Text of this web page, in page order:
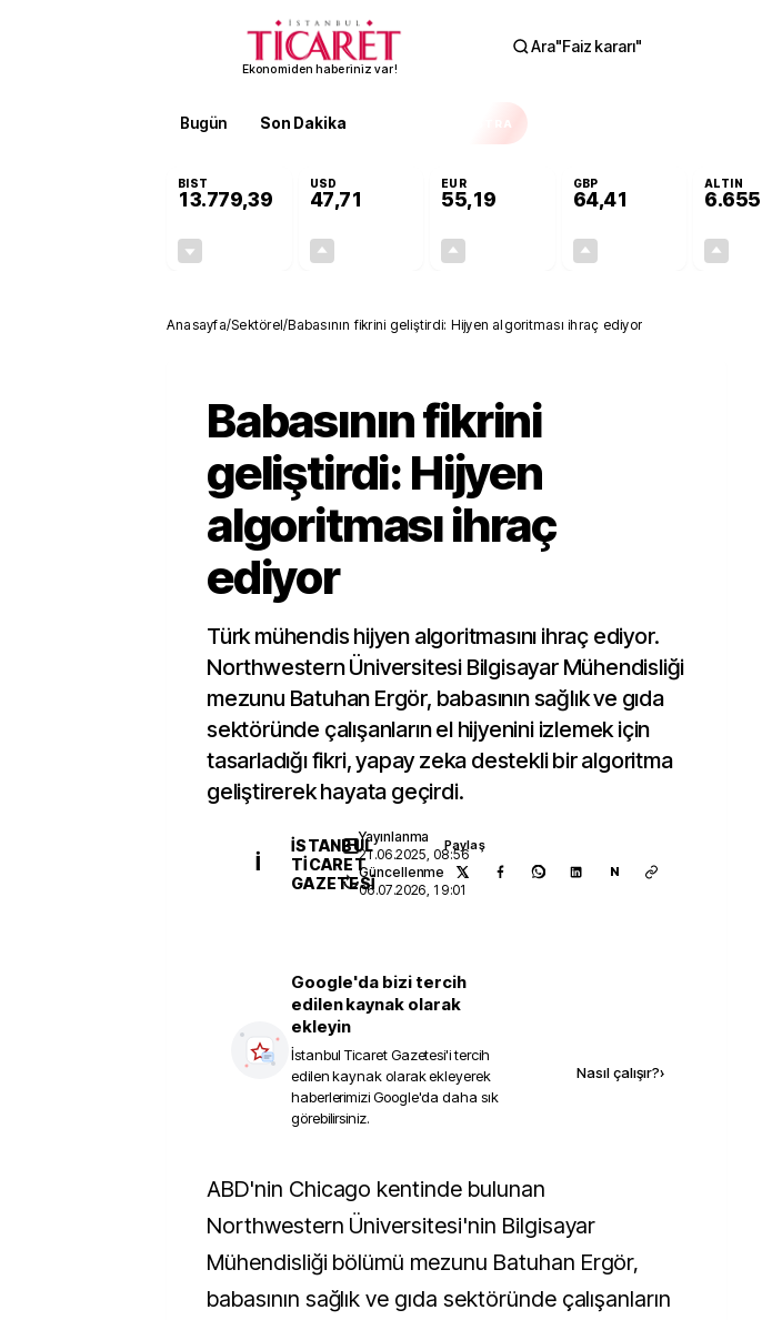
Ekonomiden haberiniz var!
Ara"Faiz kararı"
Bugün Son Dakika EKSTRA
BIST
13.779,39
USD
47,71
EUR
55,19
GBP
64,41
ALTIN
6.655
Anasayfa/Sektörel/Babasının fikrini geliştirdi: Hijyen algoritması ihraç ediyor
Babasının fikrini
geliştirdi: Hijyen
algoritması ihraç
ediyor
Türk mühendis hijyen algoritmasını ihraç ediyor.
Northwestern Üniversitesi Bilgisayar Mühendisliği
mezunu Batuhan Ergör, babasının sağlık ve gıda
sektöründe çalışanların el hijyenini izlemek için
tasarladığı fikri, yapay zeka destekli bir algoritma
geliştirerek hayata geçirdi.
İ
İSTANBUL
TICARET
GAZETESI
Yayınlanma
21.06.2025, 08:56
Güncellenme
06.07.2026, 19:01
Paylaş
N
Google'da bizi tercih
edilen kaynak olarak
ekleyin
İstanbul Ticaret Gazetesi'i tercih
edilen kaynak olarak ekleyerek
haberlerimizi Google'da daha sık
görebilirsiniz.
Nasıl çalışır?›
ABD'nin Chicago kentinde bulunan
Northwestern Üniversitesi'nin Bilgisayar
Mühendisliği bölümü mezunu Batuhan Ergör,
babasının sağlık ve gıda sektöründe çalışanların